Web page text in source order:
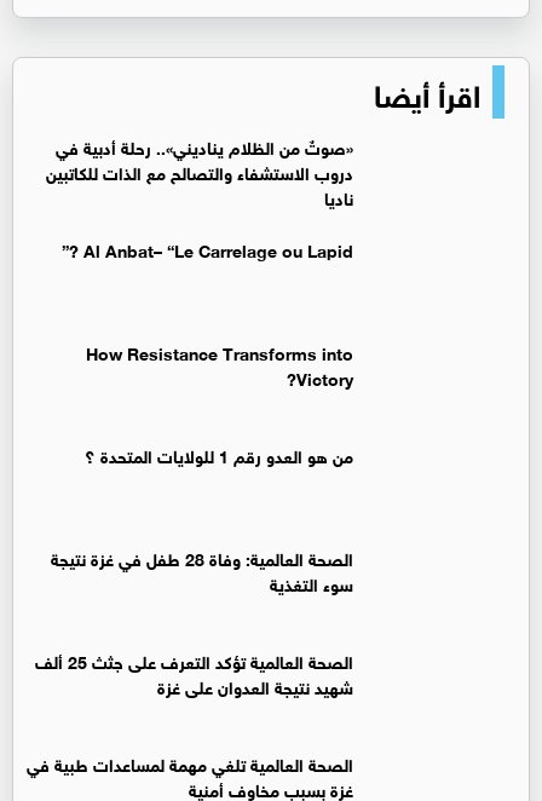
اقرأ أيضا
«صوتٌ من الظلام يناديني».. رحلة أدبية في
دروب الاستشفاء والتصالح مع الذات للكاتبين
ناديا
Al Anbat– “Le Carrelage ou Lapid ?”
How Resistance Transforms into
Victory?
من هو العدو رقم 1 للولايات المتحدة ؟
الصحة العالمية: وفاة 28 طفل في غزة نتيجة
سوء التغذية
الصحة العالمية تؤكد التعرف على جثث 25 ألف
شهيد نتيجة العدوان على غزة
الصحة العالمية تلغي مهمة لمساعدات طبية في
غزة بسبب مخاوف أمنية